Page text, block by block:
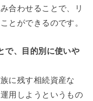
合わせることで、リ
とができるのです。
で、目的別に使いや
に残す相続資産な
用しようというもの